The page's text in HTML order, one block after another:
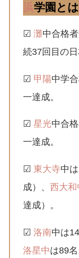
浜学園と
☑灘中合格
続37回目の日
☑ 甲陽中学
一達成。
☑星光中合
一達成。
☑東大寺中
成）、西大和
達成）。
☑洛南中は
洛星中は89名